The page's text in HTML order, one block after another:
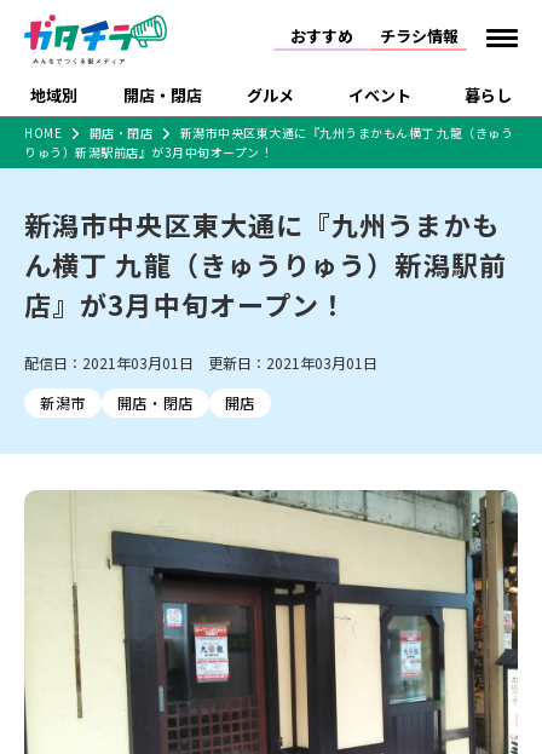
おすすめ チラシ情報
地域別 開店・閉店 グルメ イベント 暮らし
新潟市 下越
中越
佐渡
新潟市西区
新潟市北区
新潟市南区
新潟市江南区 新潟市秋葉区
新潟市西蒲区
村上・関川
新発田・聖籠
胎内・粟島
三条・加茂・田上
五泉・阿賀野・阿賀
燕・弥彦
長岡・見附
小千谷・十日町・津南
魚沼・南魚沼・湯沢
柏崎・刈羽・出雲崎
上越・妙高・糸魚川
開店 閉店
リニューアル・移転 休業 開店まとめ
新潟市・開店
新潟市・閉店
長岡市・開店
長岡市・閉店
上越市・開店
ラーメン・開店
ラーメン・閉店
ラーメン 現地レポート
和食
スイーツ
テイクアウト
季節・期間限定
焼肉
パスタ
パン・ベーカリー
タレカツ・豚カツ
デカ盛り・大盛り
旨辛・激辛
定食・町定食 海鮮・鮨
そば・うどん
日本酒・新潟清酒
ワイン・クラフトビール
ケーキ・パフェ
ビアガーデン・暑気払い
忘新年会・歓送迎会
体験・販売 祭り・伝統行事
趣味・展示会
スポーツ
花火大会
入場無料
住宅展示場
完成見学会 学生スポーツ アルビレックス
施設・ショップ
住宅メーカー・工務
店
食品メーカー・県産
習い事・塾 アパレル・雑貨
観光スポット
温泉・入浴 ホテル 旅館
水族館
リラクゼーション・整体
スキー場
リユース・買取
ラブラ万代・ラブラ2
ビルボードプレイスBP
新潟伊勢丹
リバーサイド千秋
パティオPATIO
特売セール インタビュー
特集・まとめ記事
セツコママ ランキング 新潟人
キャンペーン
開店まとめ
閉店まとめ 人気記事まとめ
食品スーパー・コンビ
ショッピングモール・
大型施設
ドラッグストア・ホーム
センター
ファッション 生活サービス
新車・中古車・カー用品
旅行・レジャー
家電・携帯電話
習い事・塾 イベント
求人
官公庁・自治体
新潟市 チラシ
長岡・見附 チラシ
上越・妙高・糸魚川 チラシ
注目 チラシ
週末セール
火曜セール
オープン・リニューアルセール
周年祭・感謝祭セール
年末・初売りセール
HOME 開店・閉店
新潟市中央区東大通に『九州うまかもん横丁 九龍（きゅう
りゅう）新潟駅前店』が3月中旬オープン！
新潟市中央区東大通に『九州うまかも
ん横丁 九龍（きゅうりゅう）新潟駅前
店』が3月中旬オープン！
配信日：2021年03月01日 更新日：2021年03月01日
新潟市
開店・閉店 開店